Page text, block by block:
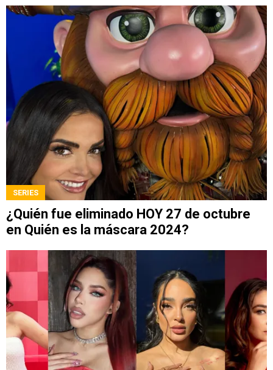
SERIES
¿Quién fue eliminado HOY 27 de octubre
en Quién es la máscara 2024?